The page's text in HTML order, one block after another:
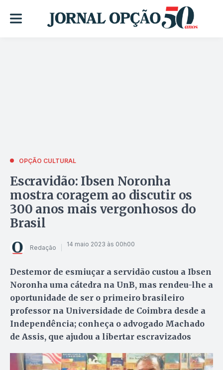
OPÇÃO CULTURAL
Escravidão: Ibsen Noronha
mostra coragem ao discutir os
300 anos mais vergonhosos do
Brasil
Redação 14 maio 2023 às 00h00
Destemor de esmiuçar a servidão custou a Ibsen
Noronha uma cátedra na UnB, mas rendeu-lhe a
oportunidade de ser o primeiro brasileiro
professor na Universidade de Coimbra desde a
Independência; conheça o advogado Machado
de Assis, que ajudou a libertar escravizados